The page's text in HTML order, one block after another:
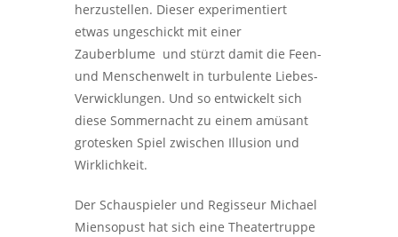
herzustellen. Dieser experimentiert
etwas ungeschickt mit einer
Zauberblume und stürzt damit die Feen-
und Menschenwelt in turbulente Liebes-
Verwicklungen. Und so entwickelt sich
diese Sommernacht zu einem amüsant
grotesken Spiel zwischen Illusion und
Wirklichkeit.
Der Schauspieler und Regisseur Michael
Miensopust hat sich eine Theatertruppe